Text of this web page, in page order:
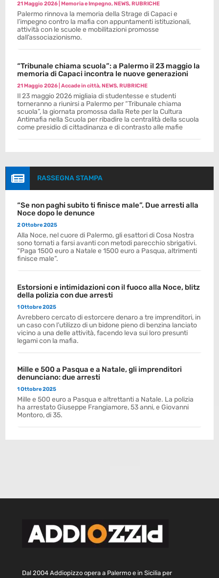
21 Maggio 2026 |Memoria e Impegno,NEWS,RUBRICHE
Palermo rinnova la memoria della Strage di Capaci e
l’impegno contro la mafia con appuntamenti istituzionali,
attività con le scuole e mobilitazioni promosse
dall’associazionismo.
“Tribunale chiama scuola”: a Palermo il 23 maggio la
memoria di Capaci incontra le nuove generazioni
21 Maggio 2026 |Accade in città,NEWS,RUBRICHE
Il 23 maggio 2026 migliaia di studentesse e studenti
torneranno a riunirsi a Palermo per “Tribunale chiama
scuola”, la giornata promossa dalla Rete per la Cultura
Antimafia nella Scuola per ribadire la centralità della scuola
come presidio di cittadinanza e di contrasto alle mafie
 RASSEGNA STAMPA
“Se non paghi subito ti finisce male”. Due arresti alla
Noce dopo le denunce
2 Ottobre 2025
Alla Noce, nel cuore di Palermo, gli esattori di Cosa Nostra
sono tornati a farsi avanti con metodi parecchio sbrigativi.
“Paga 1500 euro a Natale e 1500 euro a Pasqua, altrimenti
finisce male”.
Estorsioni e intimidazioni con il fuoco alla Noce, blitz
della polizia con due arresti
1 Ottobre 2025
Avrebbero cercato di estorcere denaro a tre imprenditori, in
un caso con l’utilizzo di un bidone pieno di benzina lanciato
vicino a una delle attività, facendo leva sui loro presunti
legami con la mafia.
Mille e 500 a Pasqua e a Natale, gli imprenditori
denunciano: due arresti
1 Ottobre 2025
Mille e 500 euro a Pasqua e altrettanti a Natale. La polizia
ha arrestato Giuseppe Frangiamore, 53 anni, e Giovanni
Montoro, di 35.
Dal 2004 Addiopizzo opera a Palermo e in Sicilia per